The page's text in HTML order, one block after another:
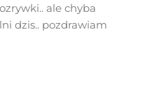
ale chyba
dzis.. pozdrawiam